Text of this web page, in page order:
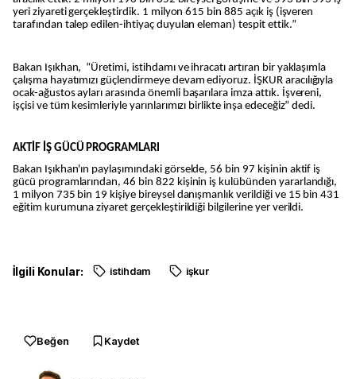
yeri ziyareti gerçekleştirdik. 1 milyon 615 bin 885 açık iş (işveren
tarafından talep edilen-ihtiyaç duyulan eleman) tespit ettik.”
Bakan Işıkhan, “Üretimi, istihdamı ve ihracatı artıran bir yaklaşımla
çalışma hayatımızı güçlendirmeye devam ediyoruz. İŞKUR aracılığıyla
ocak-ağustos ayları arasında önemli başarılara imza attık. İşvereni,
işçisi ve tüm kesimleriyle yarınlarımızı birlikte inşa edeceğiz” dedi.
AKTİF İŞ GÜCÜ PROGRAMLARI
Bakan Işıkhan'ın paylaşımındaki görselde, 56 bin 97 kişinin aktif iş
gücü programlarından, 46 bin 822 kişinin iş kulübünden yararlandığı,
1 milyon 735 bin 19 kişiye bireysel danışmanlık verildiği ve 15 bin 431
eğitim kurumuna ziyaret gerçekleştirildiği bilgilerine yer verildi.
İlgili Konular: istihdam işkur
Beğen Kaydet